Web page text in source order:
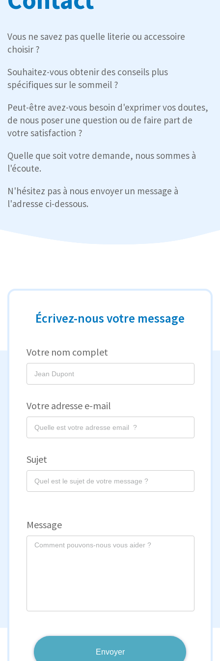
Vous ne savez pas quelle literie ou accessoire
choisir ?
Souhaitez-vous obtenir des conseils plus
spécifiques sur le sommeil ?
Peut-être avez-vous besoin d'exprimer vos doutes,
de nous poser une question ou de faire part de
votre satisfaction ?
Quelle que soit votre demande, nous sommes à
l'écoute.
N'hésitez pas à nous envoyer un message à
l'adresse ci-dessous.
Écrivez-nous votre message
Votre nom complet
Votre adresse e-mail
Sujet
Message
Envoyer